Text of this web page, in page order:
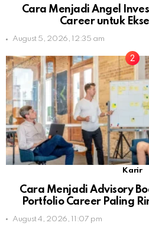
Cara Menjadi Angel
Career untuk
August 5, 2026, 12:35 am
Karir
Cara Menjadi Advisory
Portfolio Career Paling
August 4, 2026, 11:07 pm